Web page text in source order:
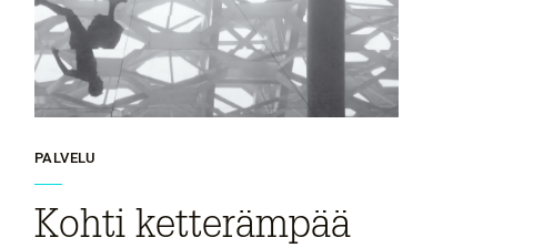
PALVELU
Kohti ketterämpää